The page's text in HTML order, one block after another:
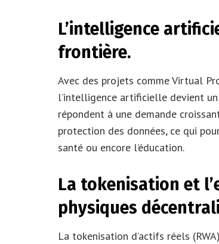
L’intelligence
frontière.
Avec des projets comme Virtual
l’intelligence artificielle devient
répondent à une demande
protection des données, ce qui
santé ou encore l’éducation.
La tokenisation et
physiques
La tokenisation d’actifs réels